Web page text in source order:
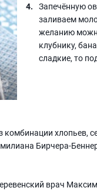
Запечённую
заливаем
желанию
клубнику,
сладкие, то
хлопьев,
Бирчера-
врач